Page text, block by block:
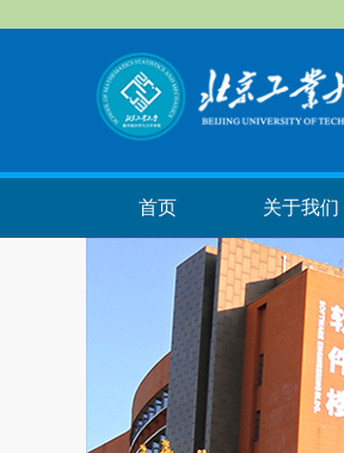
首页 关于我们